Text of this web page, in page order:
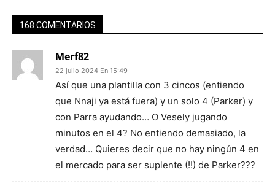
168 COMENTARIOS
Merf82
22 julio 2024 En 15:49
Así que una plantilla con 3 cincos (entiendo
que Nnaji ya está fuera) y un solo 4 (Parker) y
con Parra ayudando… O Vesely jugando
minutos en el 4? No entiendo demasiado, la
verdad… Quieres decir que no hay ningún 4 en
el mercado para ser suplente (!!) de Parker???